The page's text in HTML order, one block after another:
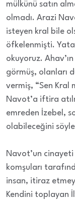
mülkünü satın
olmadı. Arazi
isteyen kral bile
öfkelenmişti.
okuyoruz.
görmüş, olanları
vermiş, “Sen Kral
Navot’a iftira
emreden İzebel,
olabileceğini
Navot’un
komşuları
insan, itiraz
Kendini toplayan